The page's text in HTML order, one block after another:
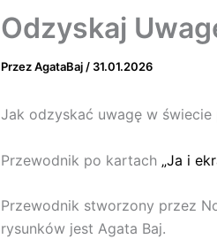
Odzyskaj
PrzezAgataBaj / 31.01.2026
Jak odzyskać uwagę w świecie
Przewodnik po kartach „Ja i
Przewodnik stworzony przez
rysunków jest Agata Baj.